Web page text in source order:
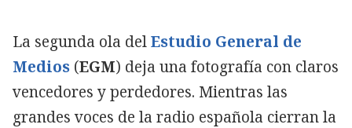
La segunda ola delEstudio General de
Medios (EGM) deja una fotografía con claros
vencedores y perdedores. Mientras las
grandes voces de la radio española cierran la